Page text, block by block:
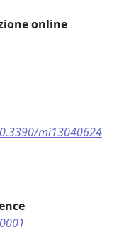
online
mi13040624